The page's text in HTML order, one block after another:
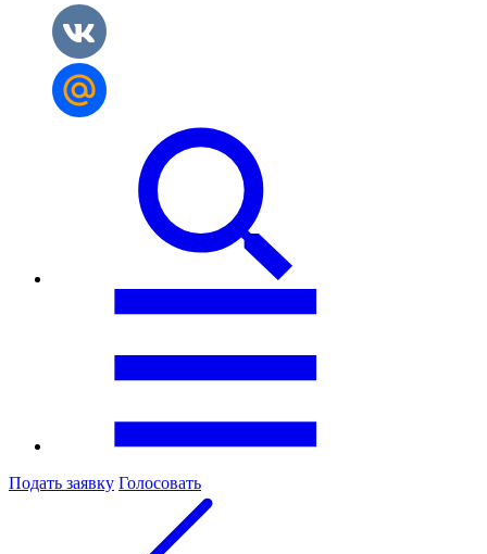
Подать заявку Голосовать